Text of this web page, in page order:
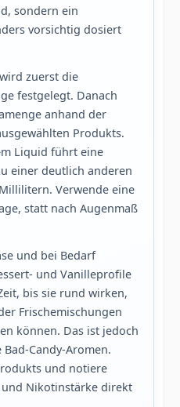
sondern ein
vorsichtig dosiert
zuerst die
festgelegt. Danach
anhand der
Produkts.
Liquid führt eine
einer deutlich anderen
Verwende eine
statt nach Augenmaß
und bei Bedarf
und Vanilleprofile
bis sie rund wirken,
Frischemischungen
können. Das ist jedoch
Candy-Aromen.
und notiere
Nikotinstärke direkt